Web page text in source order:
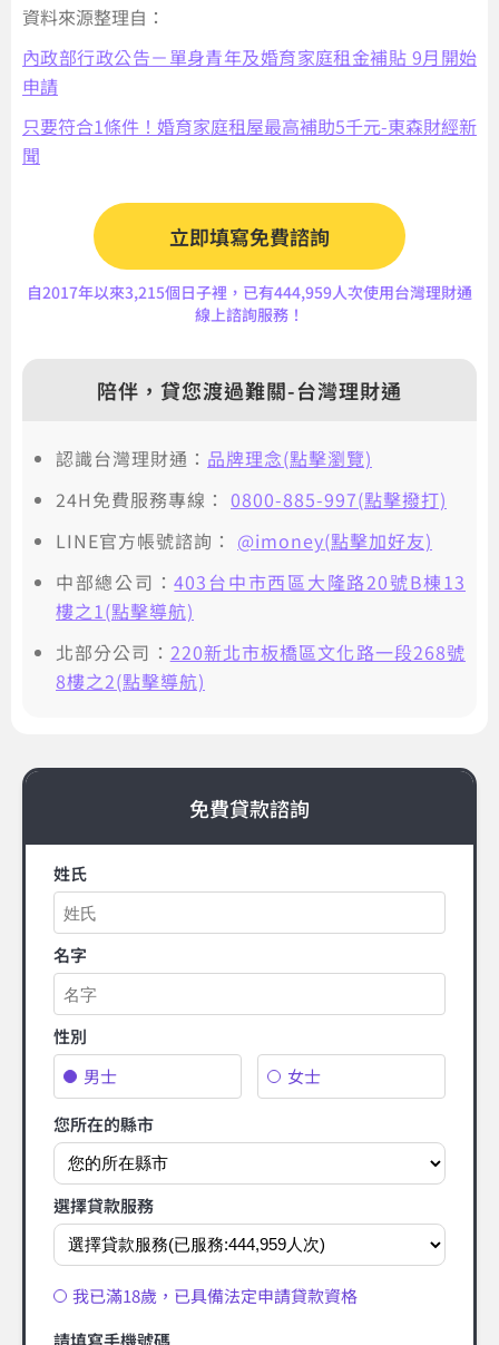
資料來源整理自：
內政部行政公告－單身青年及婚育家庭租金補貼 9月開始
申請
只要符合1條件！婚育家庭租屋最高補助5千元-東森財經新
聞
立即填寫免費諮詢
自2017年以來3,215個日子裡，已有444,959人次使用台灣理財通
線上諮詢服務！
陪伴，貸您渡過難關-台灣理財通
認識台灣理財通： 品牌理念(點擊瀏覽)
24H免費服務專線： 0800-885-997(點擊撥打)
LINE官方帳號諮詢： @imoney(點擊加好友)
中部總公司：403台中市西區大隆路20號B棟13
樓之1(點擊導航)
北部分公司： 220新北市板橋區文化路一段268號
8樓之2(點擊導航)
免費貸款諮詢
姓氏
名字
性別
男士
女士
您所在的縣市
選擇貸款服務
我已滿18歲，已具備法定申請貸款資格
請填寫手機號碼